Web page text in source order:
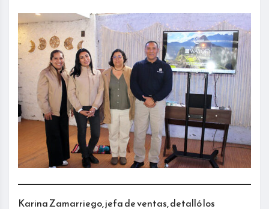
Karina Zamarriego, jefa de ventas, detalló los